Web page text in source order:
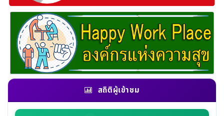
สถิติผู้เข้าชม